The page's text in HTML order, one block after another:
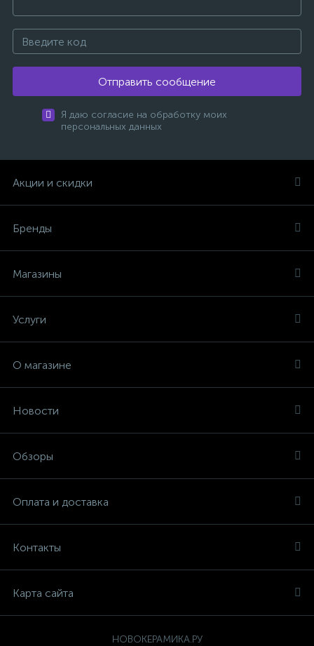
Отправить сообщение
Я даю согласие на обработку моих
персональных данных
Акции и скидки
Бренды
Магазины
Услуги
О магазине
Новости
Обзоры
Оплата и доставка
Контакты
Карта сайта
НОВОКЕРАМИКА.РУ